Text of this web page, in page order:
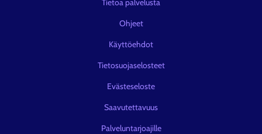
Tietoa palvelusta
Ohjeet
Käyttöehdot
Tietosuojaselosteet
Evästeseloste
Saavutettavuus
Palveluntarjoajille